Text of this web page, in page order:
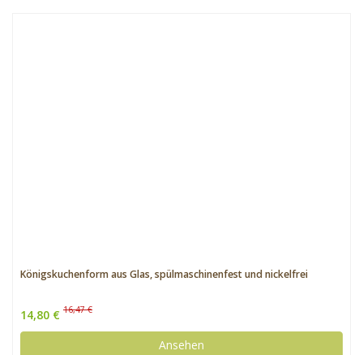
Königskuchenform aus Glas, spülmaschinenfest und nickelfrei
14,80 € 16,47 €
Ansehen